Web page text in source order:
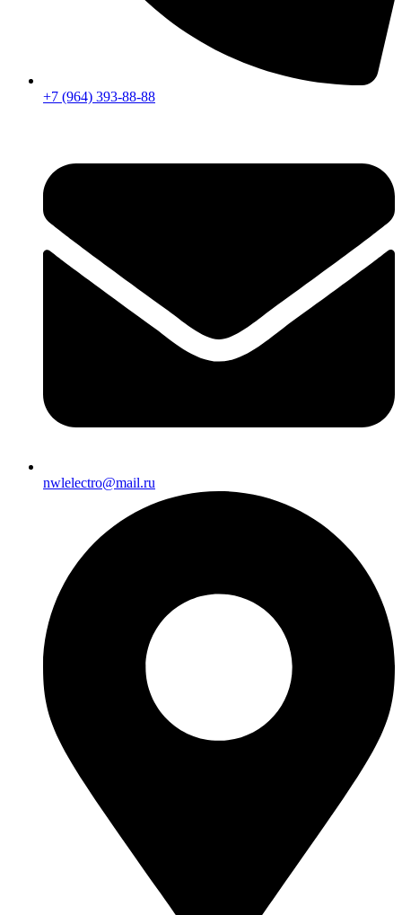
+7 (964) 393-88-88
nwlelectro@mail.ru